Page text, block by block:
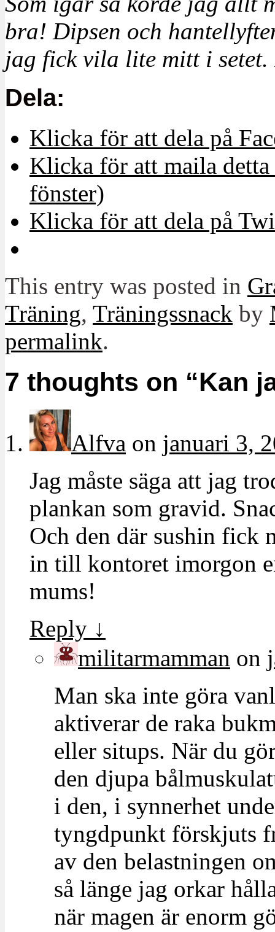
bra! Dipsen och
jag fick vila lite mitt i setet.
Dela:
Klicka för att dela på
Klicka för att maila
fönster)
Klicka för att dela på
This entry was posted in
Träning, Träningssnack by
permalink.
7 thoughts on “Kan
Alfva on januari 3,
Jag måste säga att jag
plankan som gravid.
Och den där sushin fick
in till kontoret imorgon
mums!
Reply ↓
militarmamman on
Man ska inte göra
aktiverar de raka
eller situps. När du
den djupa
i den, i synnerhet
tyngdpunkt förskjuts
av den belastningen
så länge jag orkar
när magen är enorm